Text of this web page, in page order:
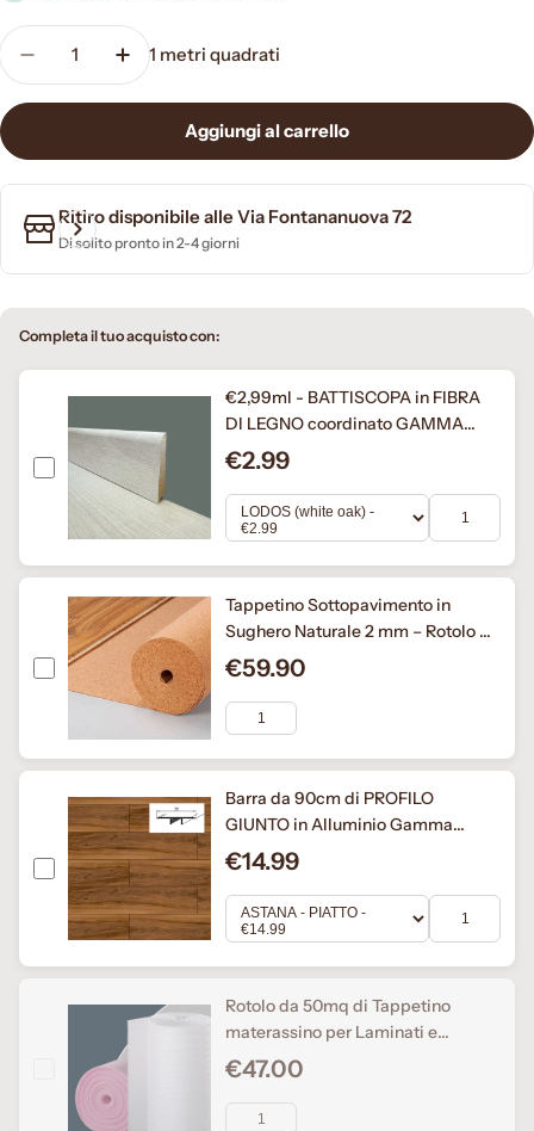
Quantità
Diminuisci la quantità per Pavimento in laminato
Aumenta la quantità per Pavimento in
1 metri quadrati
Aggiungi al carrello
Ritiro disponibile alle Via Fontananuova 72
Di solito pronto in 2-4 giorni
Completa il tuo acquisto con:
€2,99ml - BATTISCOPA in FIBRA
DI LEGNO coordinato GAMMA
LAMINATI 70x15 inclinato vari
decori (prezzo al metro)
€2.99
Tappetino Sottopavimento in
Sughero Naturale 2 mm – Rotolo da
10 m²
€59.90
Barra da 90cm di PROFILO
GIUNTO in Alluminio Gamma
Laminati - Piatto o a discesa
(base+coperchio)
€14.99
Rotolo da 50mq di Tappetino
materassino per Laminati e
Parquet flottanti in PE da 2mm
€47.00